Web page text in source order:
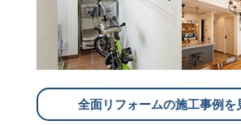
全面リフォームの施工事例